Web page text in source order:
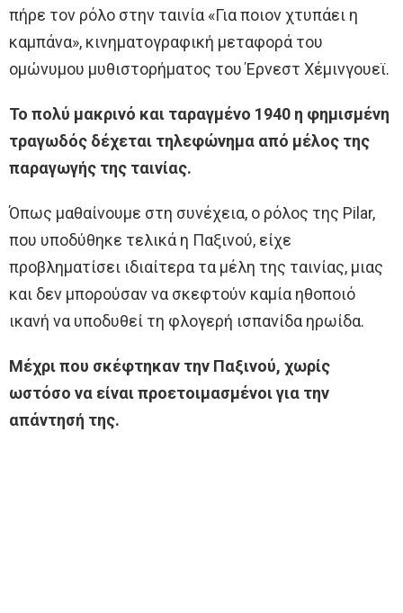
πήρε τον ρόλο στην ταινία «Για ποιον χτυπάει η
καμπάνα», κινηματογραφική μεταφορά του
ομώνυμου μυθιστορήματος του Έρνεστ Χέμινγουεϊ.
Το πολύ μακρινό και ταραγμένο 1940 η φημισμένη
τραγωδός δέχεται τηλεφώνημα από μέλος της
παραγωγής της ταινίας.
Όπως μαθαίνουμε στη συνέχεια, ο ρόλος της Pilar,
που υποδύθηκε τελικά η Παξινού, είχε
προβληματίσει ιδιαίτερα τα μέλη της ταινίας, μιας
και δεν μπορούσαν να σκεφτούν καμία ηθοποιό
ικανή να υποδυθεί τη φλογερή ισπανίδα ηρωίδα.
Μέχρι που σκέφτηκαν την Παξινού, χωρίς
ωστόσο να είναι προετοιμασμένοι για την
απάντησή της.